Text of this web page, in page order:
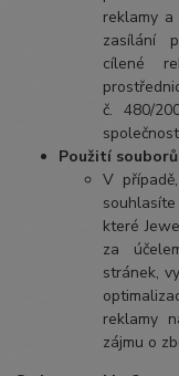
reklamy a
zasílání
cílené
č. 480/
Použití
V
které
za
stránek,
reklamy
zájmu o